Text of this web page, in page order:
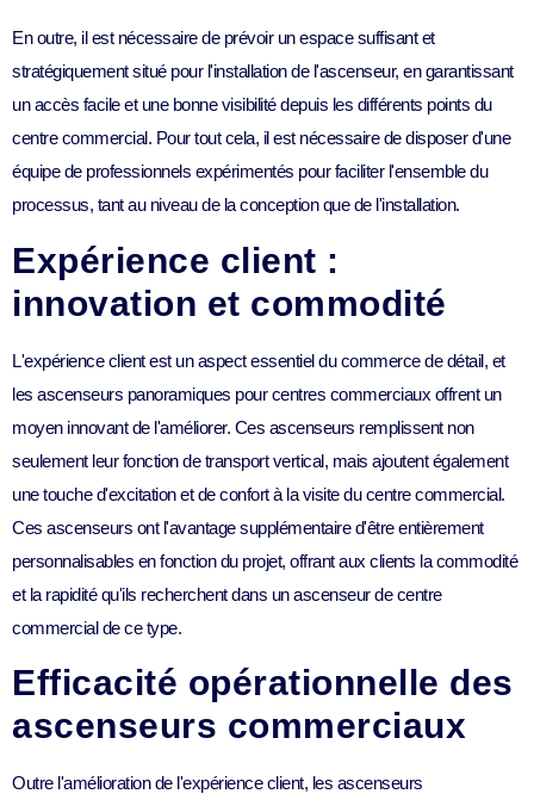
En outre, il est nécessaire de prévoir un espace suffisant et
stratégiquement situé pour l'installation de l'ascenseur, en garantissant
un accès facile et une bonne visibilité depuis les différents points du
centre commercial. Pour tout cela, il est nécessaire de disposer d'une
équipe de professionnels expérimentés pour faciliter l'ensemble du
processus, tant au niveau de la conception que de l'installation.
Expérience client :
innovation et commodité
L'expérience client est un aspect essentiel du commerce de détail, et
les ascenseurs panoramiques pour centres commerciaux offrent un
moyen innovant de l'améliorer. Ces ascenseurs remplissent non
seulement leur fonction de transport vertical, mais ajoutent également
une touche d'excitation et de confort à la visite du centre commercial.
Ces ascenseurs ont l'avantage supplémentaire d'être entièrement
personnalisables en fonction du projet, offrant aux clients la commodité
et la rapidité qu'ils recherchent dans un ascenseur de centre
commercial de ce type.
Efficacité opérationnelle des
ascenseurs commerciaux
Outre l'amélioration de l'expérience client, les ascenseurs